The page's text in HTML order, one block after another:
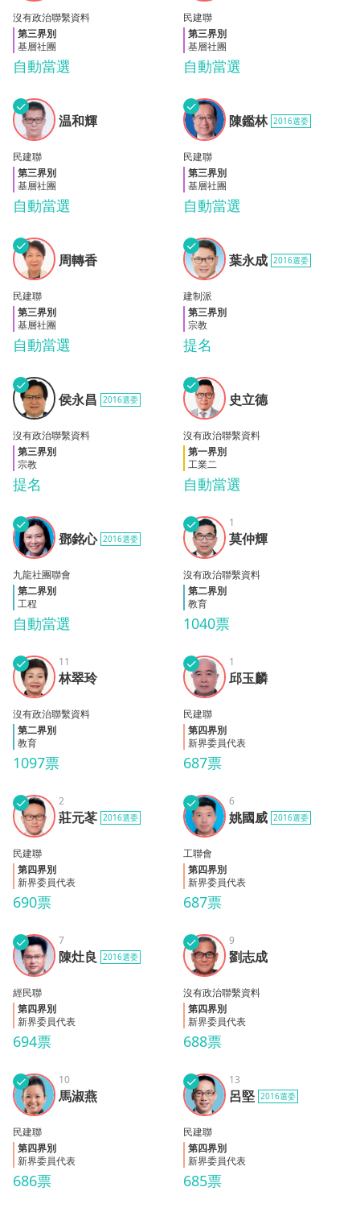
自動當選
沒有政治聯繫資料
第三界別
基層社團
自動當選
民建聯
第三界別
基層社團
温和
輝
✓
自動當選
温和輝
民建聯
第三界別
基層社團
陳鑑
林
✓
自動當選
陳鑑林 2016選委
民建聯
第三界別
基層社團
周轉
香
✓
自動當選
周轉香
民建聯
第三界別
基層社團
葉永
成
✓
提名
葉永成 2016選委
建制派
第三界別
宗教
侯永
昌
✓
提名
侯永昌 2016選委
沒有政治聯繫資料
第三界別
宗教
史立
德
✓
自動當選
史立德
沒有政治聯繫資料
第一界別
工業二
鄧銘
心
✓
自動當選
鄧銘心 2016選委
九龍社團聯會
第二界別
工程
莫仲
輝
✓
1040票
1
莫仲輝
沒有政治聯繫資料
第二界別
教育
林翠
玲
✓
1097票
11
林翠玲
沒有政治聯繫資料
第二界別
教育
邱玉
麟
✓
687票
1
邱玉麟
民建聯
第四界別
新界委員代表
莊元
苳
✓
690票
2
莊元苳 2016選委
民建聯
第四界別
新界委員代表
姚國
威
✓
687票
6
姚國威 2016選委
工聯會
第四界別
新界委員代表
陳灶
良
✓
694票
7
陳灶良 2016選委
經民聯
第四界別
新界委員代表
劉志
成
✓
688票
9
劉志成
沒有政治聯繫資料
第四界別
新界委員代表
馬淑
燕
✓
686票
10
馬淑燕
民建聯
第四界別
新界委員代表
呂堅
✓
685票
13
呂堅 2016選委
民建聯
第四界別
新界委員代表